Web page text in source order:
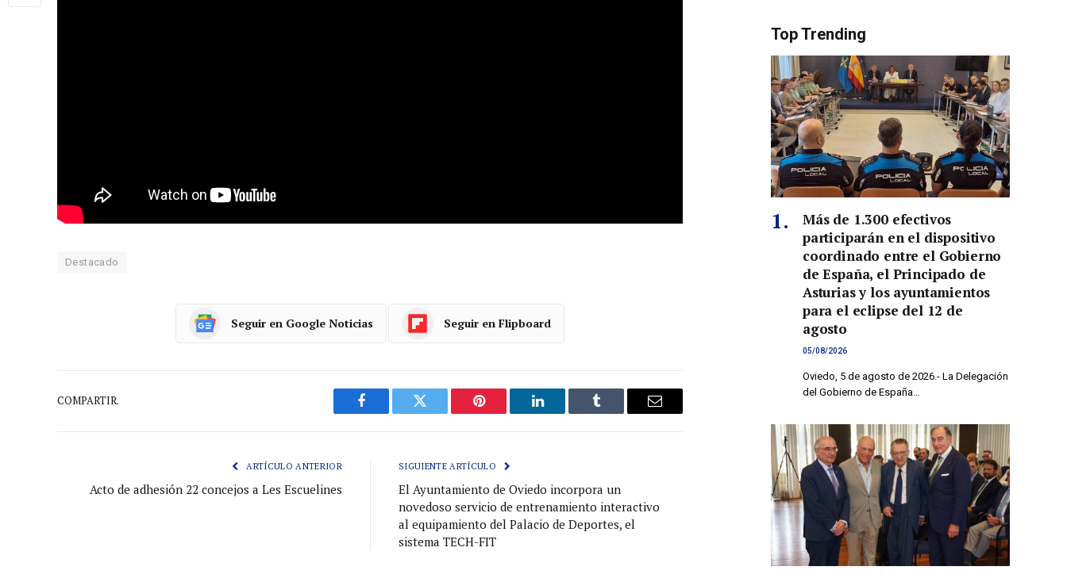
Gobierno ofrece «un abanico de medidas para ayudar a las empresas a acometer inversiones»
Destacado
Seguir en Google Noticias Seguir en Flipboard
COMPARTIR.
Facebook Gorjeo Pinterest LinkedIn Tumblr
Correo
ARTÍCULO ANTERIOR
Acto de adhesión 22 concejos a Les Escuelines
SIGUIENTE ARTÍCULO
El Ayuntamiento de Oviedo incorpora un
novedoso servicio de entrenamiento interactivo
al equipamiento del Palacio de Deportes, el
sistema TECH-FIT
Top Trending
Más de 1.300 efectivos
participarán en el dispositivo
coordinado entre el Gobierno
de España, el Principado de
Asturias y los ayuntamientos
para el eclipse del 12 de
agosto
05/08/2026
Oviedo, 5 de agosto de 2026.- La Delegación
del Gobierno de España…